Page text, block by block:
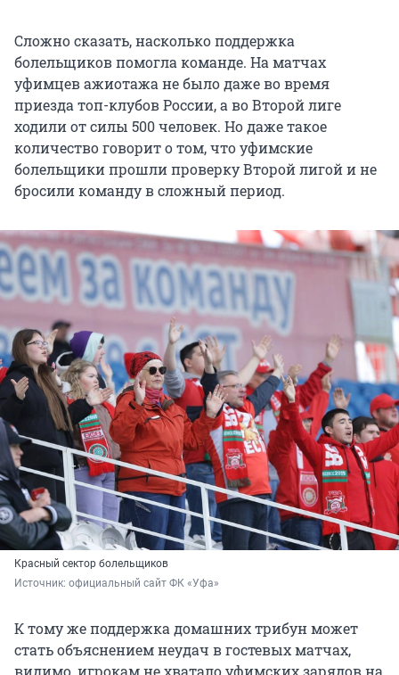
Сложно сказать, насколько поддержка
болельщиков помогла команде. На матчах
уфимцев ажиотажа не было даже во время
приезда топ-клубов России, а во Второй лиге
ходили от силы 500 человек. Но даже такое
количество говорит о том, что уфимские
болельщики прошли проверку Второй лигой и не
бросили команду в сложный период.
Красный сектор болельщиков
Источник: официальный сайт ФК «Уфа»
К тому же поддержка домашних трибун может
стать объяснением неудач в гостевых матчах,
видимо, игрокам не хватало уфимских зарядов на